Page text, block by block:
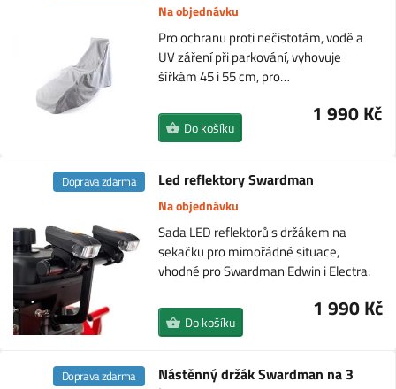
Na objednávku
Pro ochranu proti nečistotám, vodě a
UV záření při parkování, vyhovuje
šířkám 45 i 55 cm, pro…
1 990 Kč
Do košíku
Led reflektory Swardman
Doprava zdarma
Na objednávku
Sada LED reflektorů s držákem na
sekačku pro mimořádné situace,
vhodné pro Swardman Edwin i Electra.
1 990 Kč
Do košíku
Nástěnný držák Swardman na 3
Doprava zdarma